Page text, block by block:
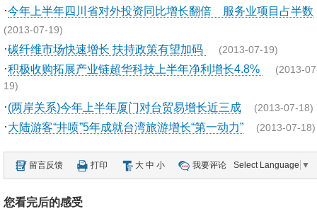
·今年上半年四川省对外投资同比增长翻倍 服务业项目占半数
(2013-07-19)
·碳纤维市场快速增长 扶持政策有望加码 (2013-07-19)
·积极收购拓展产业链超华科技上半年净利增长4.8% (2013-
19)
·(两岸关系)今年上半年厦门对台贸易增长近三成 (2013-07-18)
·大陆游客“井喷”5年成就台湾旅游增长“第一动力” (2013-07-18)
留言反馈 打印 大 中 小 我要评论 Select Language ▼
您看完后的感受